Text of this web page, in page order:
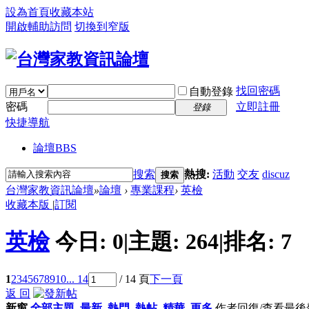
設為首頁收藏本站
開啟輔助訪問 切換到窄版
自動登錄 找回密碼
密碼
登錄
立即註冊
快捷導航
論壇BBS
搜索 搜索 熱搜: 活動 交友 discuz
台灣家教資訊論壇»論壇 › 專業課程› 英檢
收藏本版 |訂閱
英檢 今日: 0|主題: 264|排名: 7
12345678910... 14 / 14 頁下一頁
返 回